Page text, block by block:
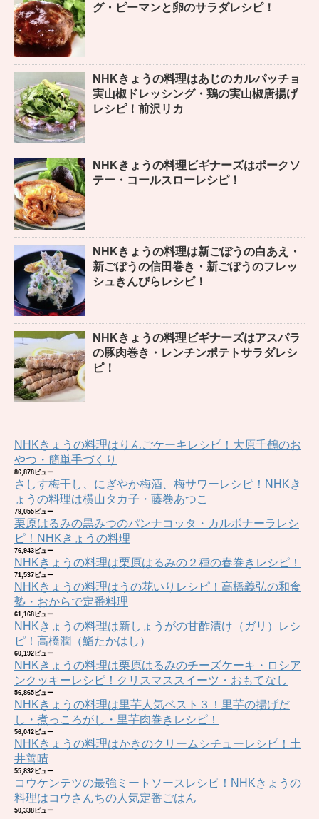
グ・ピーマンと卵のサラダレシピ！
NHKきょうの料理はあじのカルパッチョ
実山椒ドレッシング・鶏の実山椒唐揚げ
レシピ！前沢リカ
NHKきょうの料理ビギナーズはポークソ
テー・コールスローレシピ！
NHKきょうの料理は新ごぼうの白あえ・
新ごぼうの信田巻き・新ごぼうのフレッ
シュきんぴらレシピ！
NHKきょうの料理ビギナーズはアスパラ
の豚肉巻き・レンチンポテトサラダレシ
ピ！
NHKきょうの料理はりんごケーキレシピ！大原千鶴のお
やつ・簡単手づくり
86,878ビュー
さしす梅干し、にぎやか梅酒、梅サワーレシピ！NHKき
ょうの料理は横山タカ子・藤巻あつこ
79,055ビュー
栗原はるみの黒みつのパンナコッタ・カルボナーラレシ
ピ！NHKきょうの料理
76,943ビュー
NHKきょうの料理は栗原はるみの２種の春巻きレシピ！
71,537ビュー
NHKきょうの料理はうの花いりレシピ！高橋義弘の和食
塾・おからで定番料理
61,168ビュー
NHKきょうの料理は新しょうがの甘酢漬け（ガリ）レシ
ピ！高橋潤（鮨たかはし）
60,192ビュー
NHKきょうの料理は栗原はるみのチーズケーキ・ロシア
ンクッキーレシピ！クリスマススイーツ・おもてなし
56,865ビュー
NHKきょうの料理は里芋人気ベスト３！里芋の揚げだ
し・煮っころがし・里芋肉巻きレシピ！
56,042ビュー
NHKきょうの料理はかきのクリームシチューレシピ！土
井善晴
55,832ビュー
コウケンテツの最強ミートソースレシピ！NHKきょうの
料理はコウさんちの人気定番ごはん
50,338ビュー